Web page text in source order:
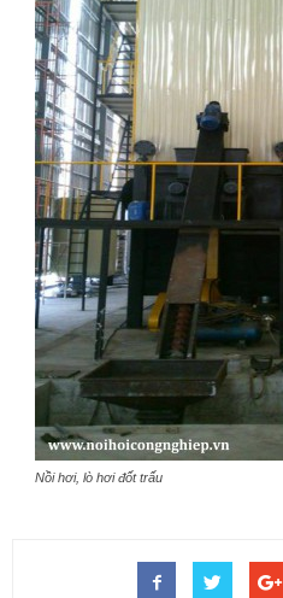
Nồi hơi, lò hơi đốt trấu